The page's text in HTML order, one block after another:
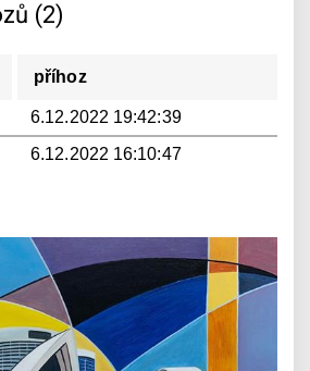
(2)
příhoz
6.12.2022 19:42:39
6.12.2022 16:10:47